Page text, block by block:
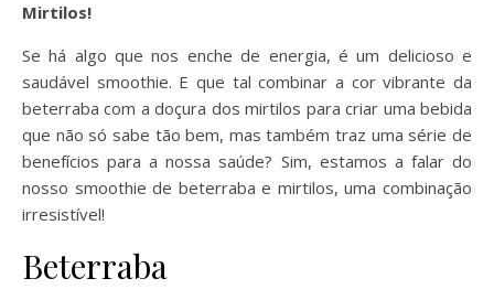
Mirtilos!
Se há algo que nos enche de energia, é um delicioso e
saudável smoothie. E que tal combinar a cor vibrante da
beterraba com a doçura dos mirtilos para criar uma bebida
que não só sabe tão bem, mas também traz uma série de
benefícios para a nossa saúde? Sim, estamos a falar do
nosso smoothie de beterraba e mirtilos, uma combinação
irresistível!
Beterraba